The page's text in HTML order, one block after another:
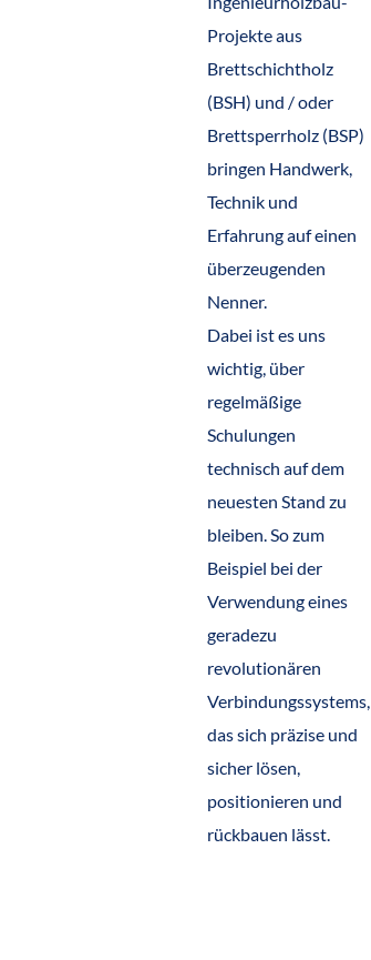
Projekte aus
Brettschichtholz
(BSH) und / oder
Brettsperrholz (BSP)
bringen Handwerk,
Technik und
Erfahrung auf einen
überzeugenden
Nenner.
Dabei ist es uns
wichtig, über
regelmäßige
Schulungen
technisch auf dem
neuesten Stand zu
bleiben. So zum
Beispiel bei der
Verwendung eines
geradezu
revolutionären
Verbindungssystems,
das sich präzise und
sicher lösen,
positionieren und
rückbauen lässt.